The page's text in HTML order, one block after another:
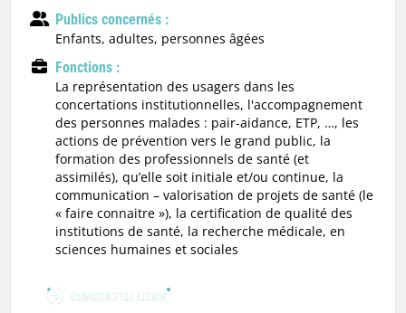
Publics concernés :
enfants, adultes, personnes âgées
Fonctions :
la représentation des usagers dans les
concertations institutionnelles, l'accompagnement
des personnes malades : pair-aidance, ETP, …, les
actions de prévention vers le grand public, la
formation des professionnels de santé (et
assimilés), qu’elle soit initiale et/ou continue, la
communication – valorisation de projets de santé (le
« faire connaitre »), la certification de qualité des
institutions de santé, la recherche médicale, en
sciences humaines et sociales
CONSULTER LE CV